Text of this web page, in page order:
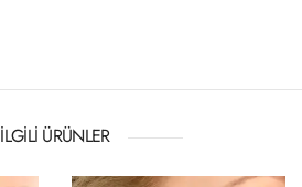
İLGILI ÜRÜNLER